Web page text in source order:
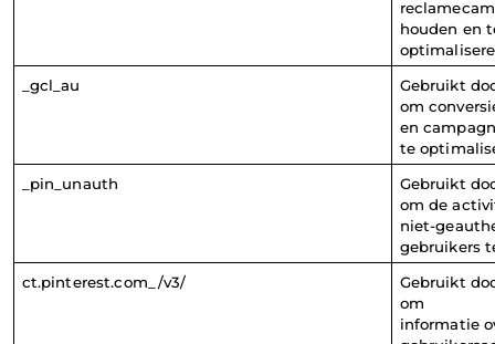
houden en
_gcl_au
Gebruikt
om
en
te
_pin_unauth
Gebruikt
om de
niet-
gebruikers
ct.pinterest.com_/v3/
Gebruikt
om
informatie